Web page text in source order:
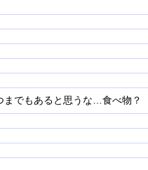
までもあると思うな…食べ物？